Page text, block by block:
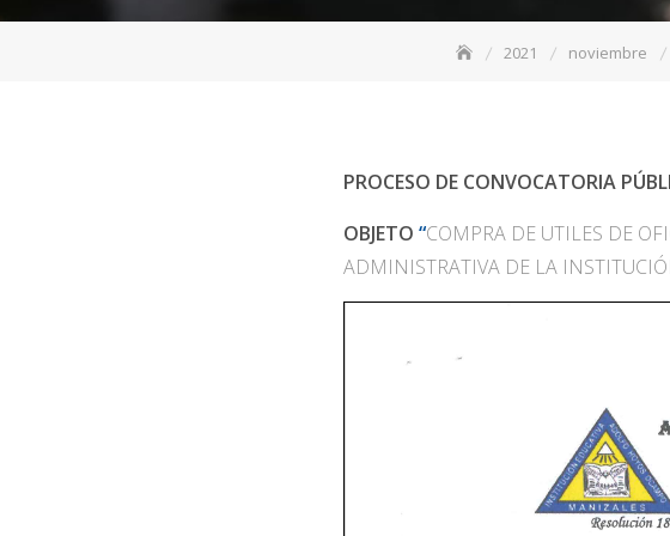
2021 noviembre
PROCESO DE CONVOCATORIA
OBJETO “COMPRA DE UTILES DE
ADMINISTRATIVA DE LA